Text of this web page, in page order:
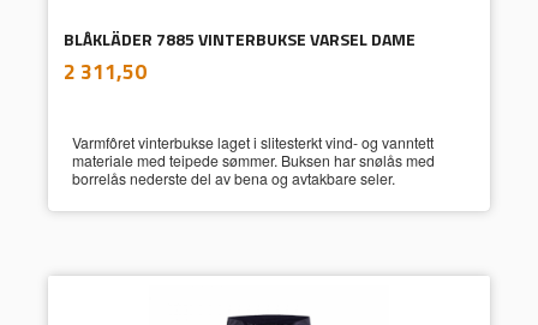
BLÅKLÄDER 7885 VINTERBUKSE VARSEL DAME
Pris
2 311,50mva.
Varmfôret vinterbukse laget i slitesterkt vind- og vanntett
materiale med teipede sømmer. Buksen har snølås med
borrelås nederste del av bena og avtakbare seler.